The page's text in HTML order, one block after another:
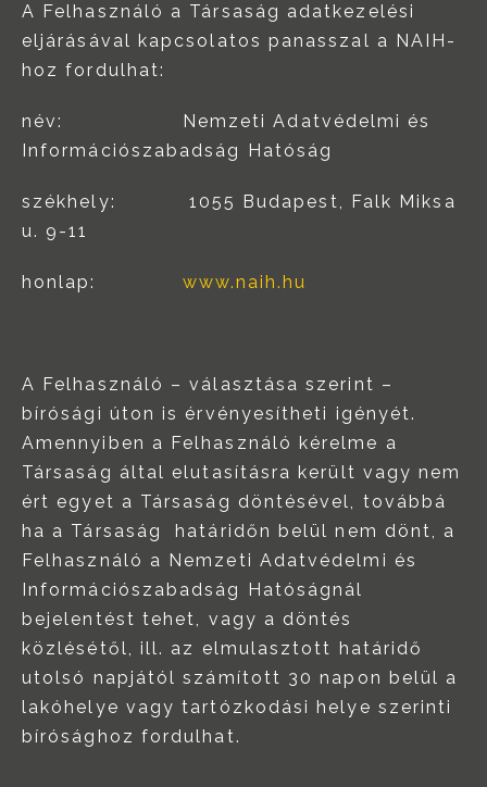
A Felhasználó a Társaság adatkezelési
eljárásával kapcsolatos panasszal a NAIH-
hoz fordulhat:
név: Nemzeti Adatvédelmi és
Információszabadság Hatóság
székhely: 1055 Budapest, Falk Miksa
u. 9-11
honlap: www.naih.hu
A Felhasználó – választása szerint –
bírósági úton is érvényesítheti igényét.
Amennyiben a Felhasználó kérelme a
Társaság által elutasításra került vagy nem
ért egyet a Társaság döntésével, továbbá
ha a Társaság határidőn belül nem dönt, a
Felhasználó a Nemzeti Adatvédelmi és
Információszabadság Hatóságnál
bejelentést tehet, vagy a döntés
közlésétől, ill. az elmulasztott határidő
utolsó napjától számított 30 napon belül a
lakóhelye vagy tartózkodási helye szerinti
bírósághoz fordulhat.